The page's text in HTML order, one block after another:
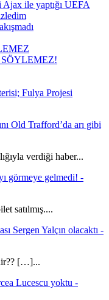
SÖYLEMEZ!
Fulya Projesi
Old Trafford’da arı gibi
verdiği haber...
görmeye gelmedi! -
satılmış....
Sergen Yalçın olacaktı -
[…]...
Lucescu yoktu -